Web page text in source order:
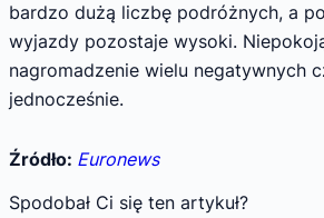
bardzo dużą liczbę podróżnych, a
wyjazdy pozostaje wysoki.
nagromadzenie wielu negatywnych
jednocześnie.
Źródło: Euronews
Spodobał Ci się ten artykuł?